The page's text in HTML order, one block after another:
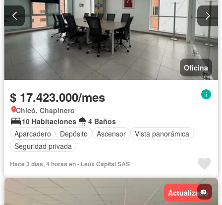
Oficina
$ 17.423.000/mes
Chicó, Chapinero
10 Habitaciones
4 Baños
Aparcadero
Depósito Ascensor
Vista panorámica
Seguridad privada
Hace 3 días, 4 horas en - Leux Capital SAS
Actualizado